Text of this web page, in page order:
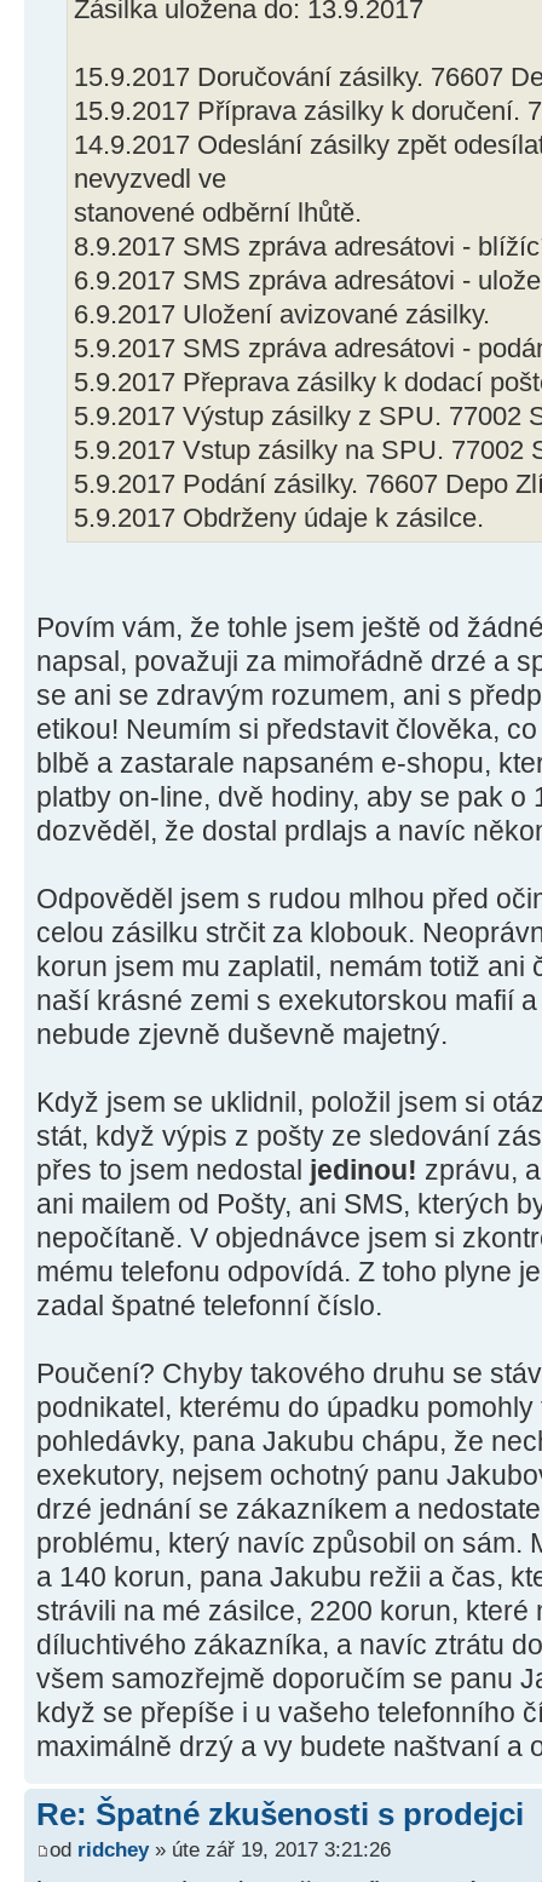
Zásilka uložena do: 13.9.2017
15.9.2017 Doručování zásilky. 76607
15.9.2017 Příprava zásilky k doručení.
14.9.2017 Odeslání zásilky zpět
nevyzvedl ve
stanovené odběrní lhůtě.
8.9.2017 SMS zpráva adresátovi -
6.9.2017 SMS zpráva adresátovi -
6.9.2017 Uložení avizované zásilky.
5.9.2017 SMS zpráva adresátovi -
5.9.2017 Přeprava zásilky k dodací
5.9.2017 Výstup zásilky z SPU. 77002
5.9.2017 Vstup zásilky na SPU. 77002
5.9.2017 Podání zásilky. 76607 Depo
5.9.2017 Obdrženy údaje k zásilce.
Povím vám, že tohle jsem ještě od
napsal, považuji za mimořádně drzé a
se ani se zdravým rozumem, ani s
etikou! Neumím si představit člověka,
blbě a zastarale napsaném e-shopu,
platby on-line, dvě hodiny, aby se pak o
dozvěděl, že dostal prdlajs a navíc
Odpověděl jsem s rudou mlhou před
celou zásilku strčit za klobouk.
korun jsem mu zaplatil, nemám totiž ani
naší krásné zemi s exekutorskou mafií
nebude zjevně duševně majetný.
Když jsem se uklidnil, položil jsem si
stát, když výpis z pošty ze sledování
přes to jsem nedostal jedinou! zprávu,
ani mailem od Pošty, ani SMS, kterých
nepočítaně. V objednávce jsem si
mému telefonu odpovídá. Z toho plyne
zadal špatné telefonní číslo.
Poučení? Chyby takového druhu se
podnikatel, kterému do úpadku
pohledávky, pana Jakubu chápu, že
exekutory, nejsem ochotný panu
drzé jednání se zákazníkem a
problému, který navíc způsobil on sám.
a 140 korun, pana Jakubu režii a čas,
strávili na mé zásilce, 2200 korun, které
díluchtivého zákazníka, a navíc ztrátu
všem samozřejmě doporučím se panu
když se přepíše i u vašeho telefonního
maximálně drzý a vy budete naštvaní a
Re: Špatné zkušenosti s prodejci
od ridchey» úte zář 19, 2017 3:21:26